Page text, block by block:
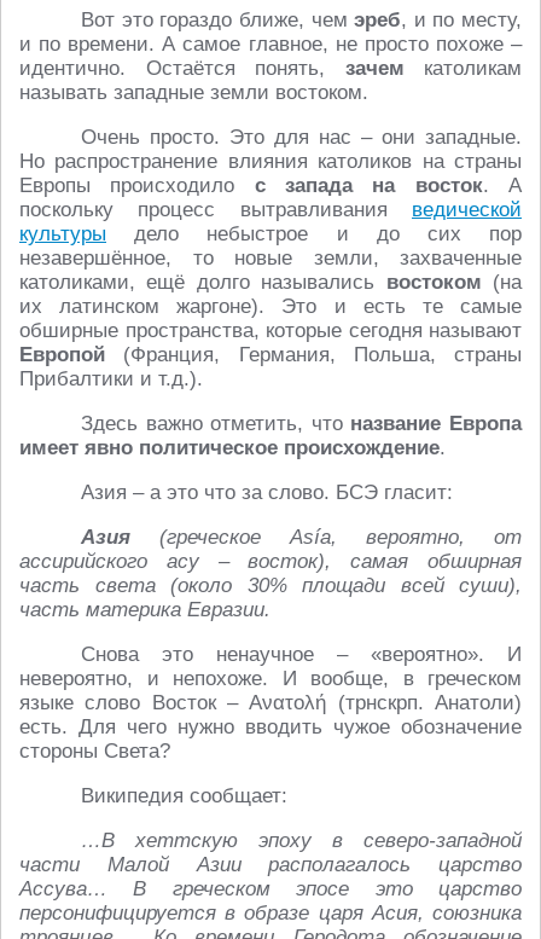
Вот это гораздо ближе, чемэреб, и по месту,
и по времени. А самое главное, не просто похоже –
идентично. Остаётся понять, зачем католикам
называть западные земли востоком.
Очень просто. Это для нас – они западные.
Но распространение влияния католиков на страны
Европы происходило с запада на восток. А
поскольку процесс вытравливания ведической
культуры дело небыстрое и до сих пор
незавершённое, то новые земли, захваченные
католиками, ещё долго назывались востоком (на
их латинском жаргоне). Это и есть те самые
обширные пространства, которые сегодня называют
Европой (Франция, Германия, Польша, страны
Прибалтики и т.д.).
Здесь важно отметить, что название Европа
имеет явно политическое происхождение.
Азия – а это что за слово. БСЭ гласит:
Азия (греческое Asía, вероятно, от
ассирийского асу – восток), самая обширная
часть света (около 30% площади всей суши),
часть материка Евразии.
Снова это ненаучное – «вероятно». И
невероятно, и непохоже. И вообще, в греческом
языке слово Восток – Ανατολή (трнскрп. Анатоли)
есть. Для чего нужно вводить чужое обозначение
стороны Света?
Википедия сообщает:
…В хеттскую эпоху в северо-западной
части Малой Азии располагалось царство
Ассува… В греческом эпосе это царство
персонифицируется в образе царя Асия, союзника